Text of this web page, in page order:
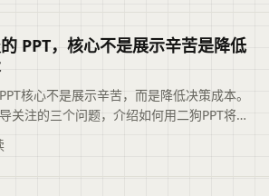
完整上下文。
PPT，核心不是展示辛苦是降低
核心不是展示辛苦，而是降低决策成本。
关注的三个问题，介绍如何用二狗PPT将零
成逻辑清晰的初稿，并给出每页只承担一个
帮助从汇报工作转向提供判断。文章摘要